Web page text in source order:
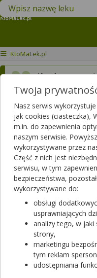
Znajdź lek w swojej okolicy
KtoMaLek.pl
Ile
Gdzie
Gorze
NFZ?
Dotyczy: Kobieta, 39 lat
Odpowiedzi farmaceutów
Wkładka kosztuje 600zl,a
odpowiem.Pozdrawiam.
2019-05-30
Farmaceuta
z apteki w Jeleniej
Twoja
Nasz serwis
jak cookies (ciasteczka),
m.in. do zapewnienia
naszym serwisie.
wykorzystywane przez
Część z nich jest
serwisu, w tym
bezpieczeństwa,
wykorzystywane do:
obsługi
usprawniających
analizy tego, w jaki
strony,
marketingu
tym reklam
udostępniania